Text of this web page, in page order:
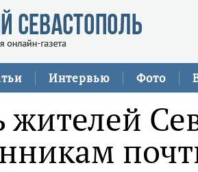
Интервью Фото
жителей